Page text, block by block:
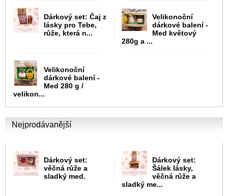
Dárkový set: Čaj z
lásky pro Tebe,
růže, která n...
Velikonoční
dárkové balení -
Med květový
280g a ...
Velikonoční
dárkové balení -
Med 280 g /
velikon...
Nejprodávanější
Dárkový set:
věčná růže a
sladký med.
Dárkový set:
Šálek lásky,
věčná růže a
sladký me...